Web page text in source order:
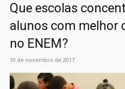
Que escolas
alunos com melhor
no ENEM?
10 de novembro de 2017